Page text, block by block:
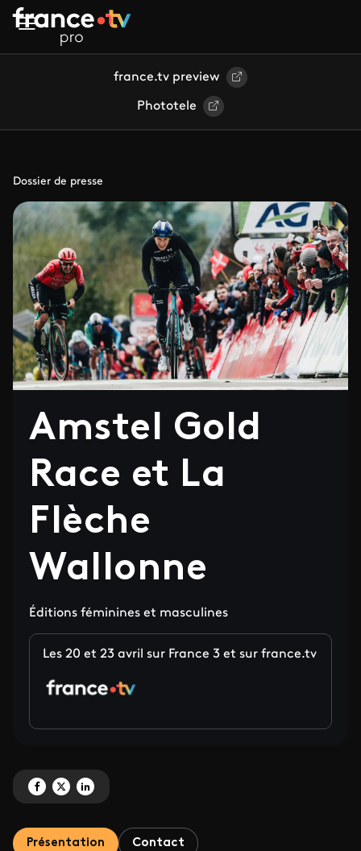
Aller au contenu principal
france.tv preview
Phototele
Dossier de presse
Amstel Gold
Race et La
Flèche
Wallonne
Éditions féminines et masculines
Les 20 et 23 avril sur France 3 et sur france.tv
Partagez 'Amstel Gold Race et La Flèche Wallonne' sur Facebook
Partagez 'Amstel Gold Race et La Flèche Wallonne' sur X
Partagez 'Amstel Gold Race et La Flèche Wallonne' sur LinkedIn
Présentation Contact